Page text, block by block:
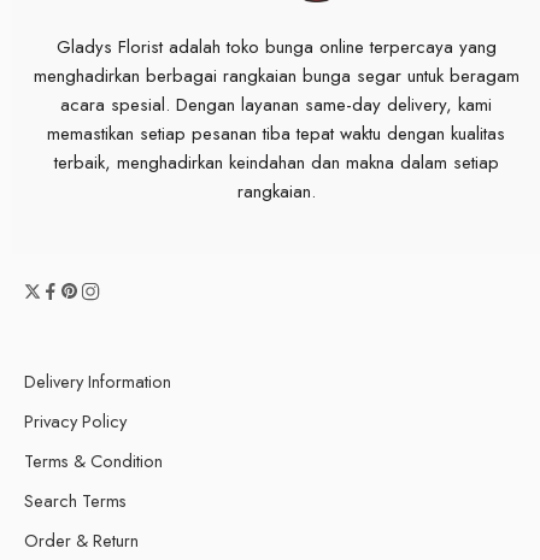
Gladys Florist adalah toko bunga online terpercaya yang
menghadirkan berbagai rangkaian bunga segar untuk beragam
acara spesial. Dengan layanan same-day delivery, kami
memastikan setiap pesanan tiba tepat waktu dengan kualitas
terbaik, menghadirkan keindahan dan makna dalam setiap
rangkaian.
Delivery Information
Privacy Policy
Terms & Condition
Search Terms
Order & Return